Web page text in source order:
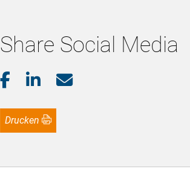
Share Social Media
Drucken